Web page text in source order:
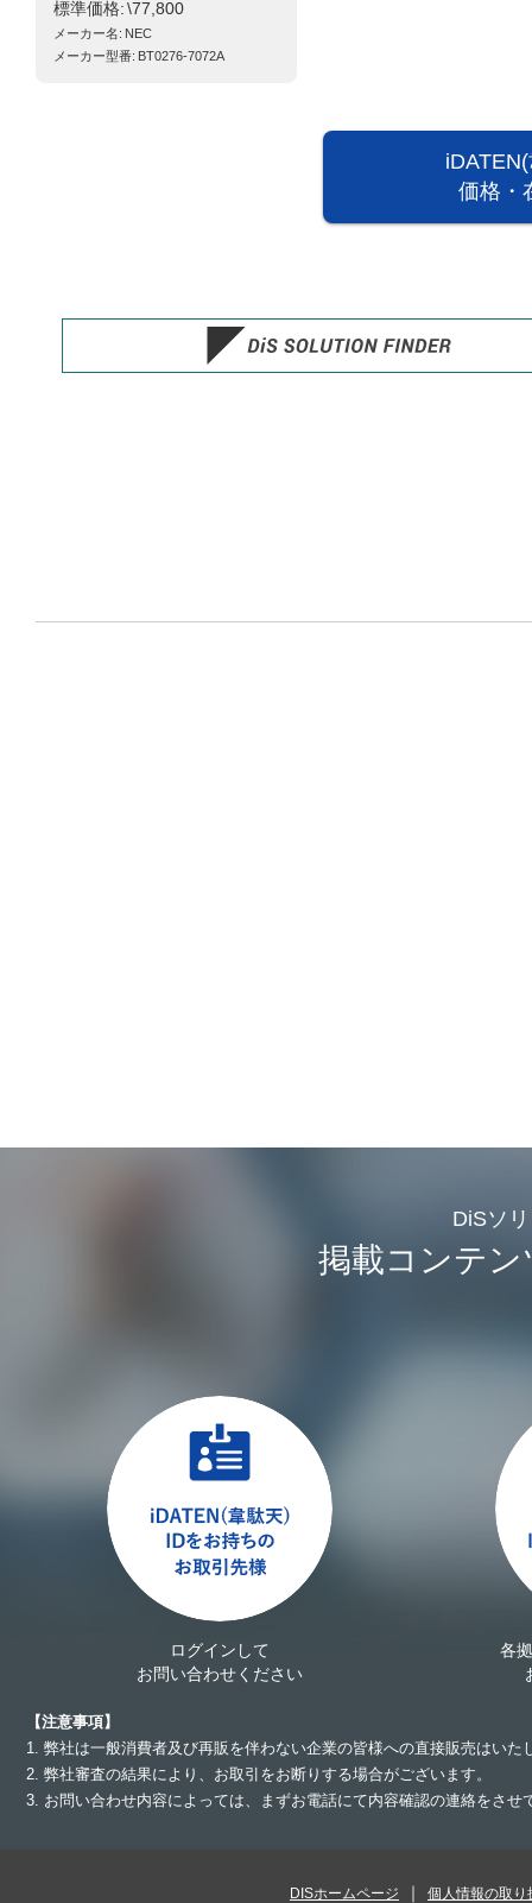
標準価格 \77,800
メーカー名 NEC
メーカー型番 BT0276-7072A
価格・
DiSソ
掲載コンテ
ログインして
お問い合わせください
各
【注意事項】
1. 弊社は一般消費者及び再販を伴わない企業の皆様への直接販売はいた
2. 弊社審査の結果により、お取引をお断りする場合がございます。
3. お問い合わせ内容によっては、まずお電話にて内容確認の連絡をさ
DISホームページ 個人情報の取り